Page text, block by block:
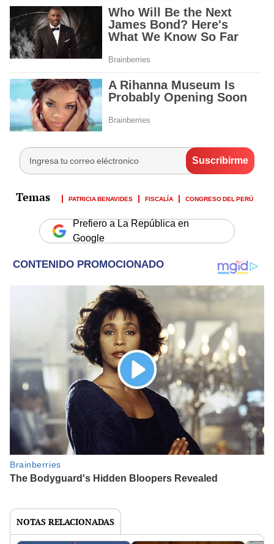
PATRICIA BENAVIDES FISCALÍA CONGRESO DEL PERÚ
Prefiero a La República en
Google
NOTAS RELACIONADAS